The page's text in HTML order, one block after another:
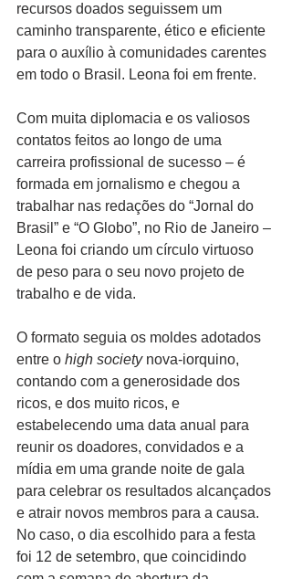
recursos doados seguissem um
caminho transparente, ético e eficiente
para o auxílio à comunidades carentes
em todo o Brasil. Leona foi em frente.
Com muita diplomacia e os valiosos
contatos feitos ao longo de uma
carreira profissional de sucesso – é
formada em jornalismo e chegou a
trabalhar nas redações do “Jornal do
Brasil” e “O Globo”, no Rio de Janeiro –
Leona foi criando um círculo virtuoso
de peso para o seu novo projeto de
trabalho e de vida.
O formato seguia os moldes adotados
entre o high society nova-iorquino,
contando com a generosidade dos
ricos, e dos muito ricos, e
estabelecendo uma data anual para
reunir os doadores, convidados e a
mídia em uma grande noite de gala
para celebrar os resultados alcançados
e atrair novos membros para a causa.
No caso, o dia escolhido para a festa
foi 12 de setembro, que coincidindo